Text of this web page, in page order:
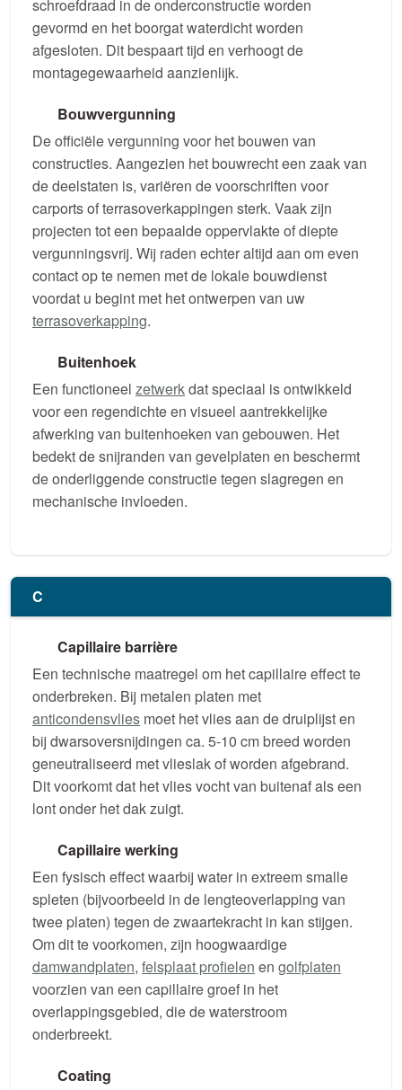
schroefdraad in de onderconstructie worden
gevormd en het boorgat waterdicht worden
afgesloten. Dit bespaart tijd en verhoogt de
montagegewaarheid aanzienlijk.
Bouwvergunning
De officiële vergunning voor het bouwen van
constructies. Aangezien het bouwrecht een zaak van
de deelstaten is, variëren de voorschriften voor
carports of terrasoverkappingen sterk. Vaak zijn
projecten tot een bepaalde oppervlakte of diepte
vergunningsvrij. Wij raden echter altijd aan om even
contact op te nemen met de lokale bouwdienst
voordat u begint met het ontwerpen van uw
terrasoverkapping.
Buitenhoek
Een functioneel zetwerkdat speciaal is ontwikkeld
voor een regendichte en visueel aantrekkelijke
afwerking van buitenhoeken van gebouwen. Het
bedekt de snijranden van gevelplaten en beschermt
de onderliggende constructie tegen slagregen en
mechanische invloeden.
C
Capillaire barrière
Een technische maatregel om het capillaire effect te
onderbreken. Bij metalen platen met
anticondensvlies moet het vlies aan de druiplijst en
bij dwarsoversnijdingen ca. 5-10 cm breed worden
geneutraliseerd met vlieslak of worden afgebrand.
Dit voorkomt dat het vlies vocht van buitenaf als een
lont onder het dak zuigt.
Capillaire werking
Een fysisch effect waarbij water in extreem smalle
spleten (bijvoorbeeld in de lengteoverlapping van
twee platen) tegen de zwaartekracht in kan stijgen.
Om dit te voorkomen, zijn hoogwaardige
damwandplaten, felsplaat profielen en golfplaten
voorzien van een capillaire groef in het
overlappingsgebied, die de waterstroom
onderbreekt.
Coating